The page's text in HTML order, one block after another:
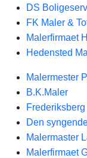
DS
FK Maler &
Malerfirmaet
Hedensted
Malermester
B.K.Maler
Den
Malermaster
Malerfirmaet